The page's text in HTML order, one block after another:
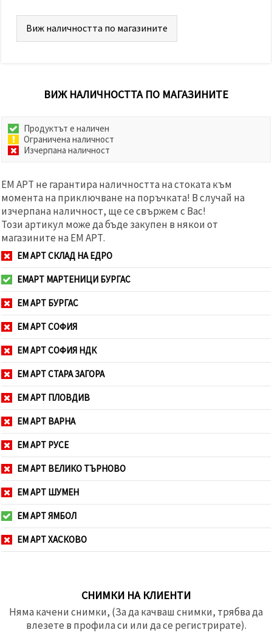
Виж наличността по магазините
ВИЖ НАЛИЧНОСТТА ПО МАГАЗИНИТЕ
Продуктът е наличен
Ограничена наличност
Изчерпана наличност
ЕМ АРТ не гарантира наличността на стоката към
момента на приключване на поръчката! В случай на
изчерпана наличност, ще се свържем с Вас!
Този артикул може да бъде закупен в някои от
магазините на ЕМ АРТ.
ЕМ АРТ СКЛАД НА ЕДРО
ЕМАРТ МАРТЕНИЦИ БУРГАС
ЕМ АРТ БУРГАС
ЕМ АРТ СОФИЯ
ЕМ АРТ СОФИЯ НДК
ЕМ АРТ СТАРА ЗАГОРА
ЕМ АРТ ПЛОВДИВ
ЕМ АРТ ВАРНА
ЕМ АРТ РУСЕ
ЕМ АРТ ВЕЛИКО ТЪРНОВО
ЕМ АРТ ШУМЕН
ЕМ АРТ ЯМБОЛ
ЕМ АРТ ХАСКОВО
СНИМКИ НА КЛИЕНТИ
Няма качени снимки, (За да качваш снимки, трябва да
влезете в профила си или да се регистрирате).